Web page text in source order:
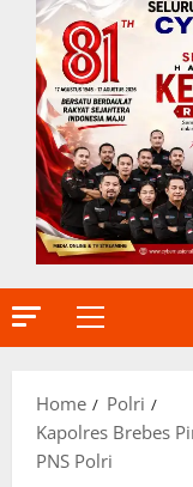
Primary
Home
Polri
Kapolres Brebes
PNS Polri